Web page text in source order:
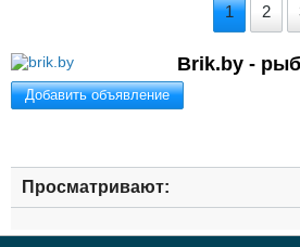
1 2
Brik.by -
Добавить объявление
Просматривают: